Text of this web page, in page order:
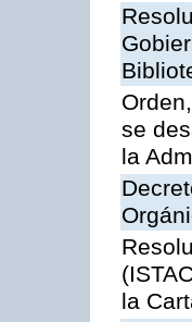
se
la
la